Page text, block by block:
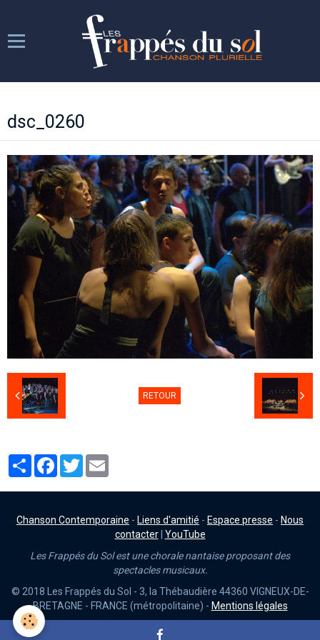
Les répétitions
Les spectacles
Week-ends chantants
dsc_0260
RETOUR
PartagerFacebook
Twitter
Chanson Contemporaine - Liens d'amitié - Espace presse - Nous
contacter| YouTube
Les Frappés du Sol est une chorale nantaise proposant des
spectacles musicaux.
© 2018 Les Frappés du Sol - 3, la Thébaudière 44360 VIGNEUX-DE-
BRETAGNE - FRANCE (métropolitaine) - Mentions légales